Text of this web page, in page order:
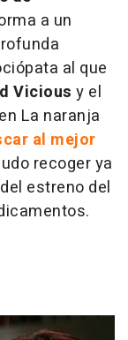
a un
al que
Vicious y el
en La naranja
al mejor
recoger ya
estreno del